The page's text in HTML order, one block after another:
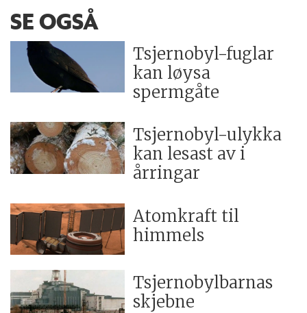
SE OGSÅ
Tsjernobyl-fuglar
kan løysa
spermgåte
Tsjernobyl-ulykka
kan lesast av i
årringar
Atomkraft til
himmels
Tsjernobylbarnas
skjebne